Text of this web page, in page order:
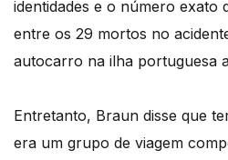
identidades e o número exato
entre os 29 mortos no
autocarro na ilha portuguesa
Entretanto, Braun disse que
era um grupo de viagem